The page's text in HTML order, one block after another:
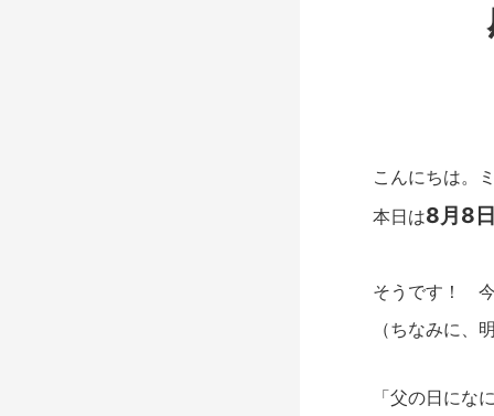
こんにちは。
本日は8月8
そうです！
（ちなみに、
「父の日にな